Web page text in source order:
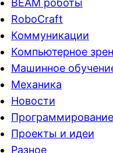
BEAM роботы
RoboCraft
Коммуникации
Компьютерное
Машинное
Механика
Новости
Программирование
Проекты и идеи
Разное